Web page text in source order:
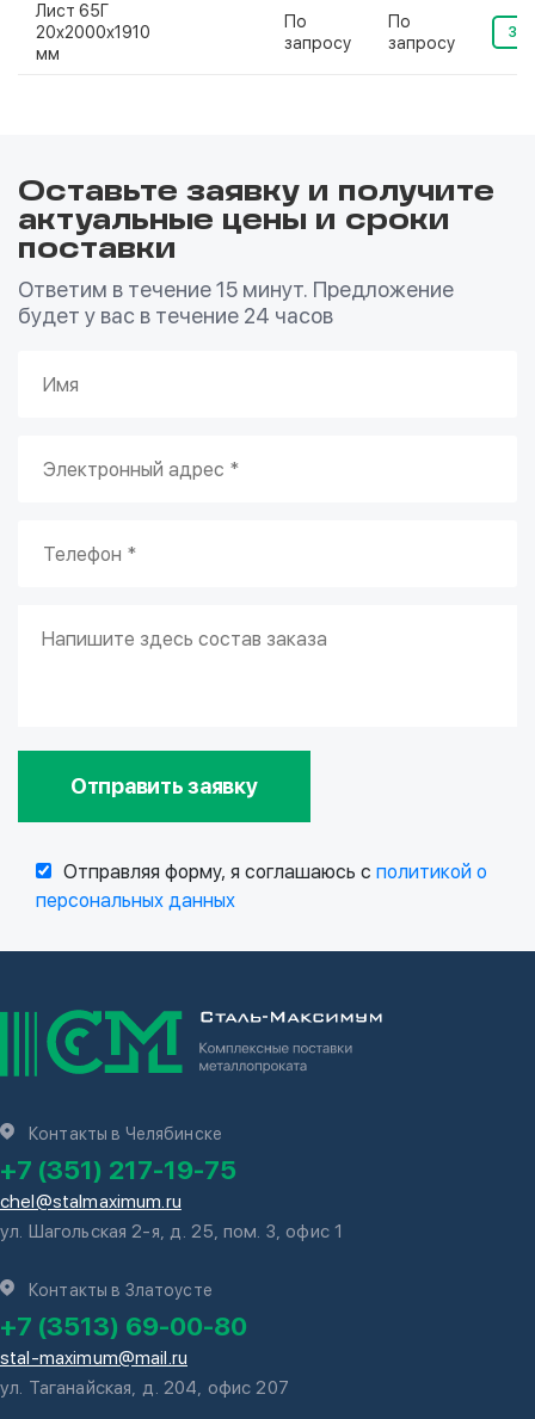
Лист 65Г
20х2000х1910
мм
По
запросу
По
запросу
Оставьте заявку и получите
актуальные цены и сроки
поставки
Ответим в течение 15 минут. Предложение
будет у вас в течение 24 часов
Отправить заявку
Отправляя форму, я соглашаюсь с политикой о
персональных данных
Контакты в Челябинске
+7 (351) 217-19-75
chel@stalmaximum.ru
ул. Шагольская 2-я, д. 25, пом. 3, офис 1
Контакты в Златоусте
+7 (3513) 69-00-80
stal-maximum@mail.ru
ул. Таганайская, д. 204, офис 207